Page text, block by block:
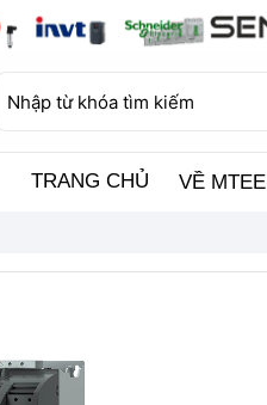
kiếm:
TRANG CHỦ VỀ MTEE